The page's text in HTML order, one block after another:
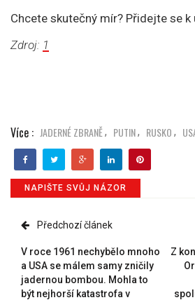
Chcete skutečný mír? Přidejte se k
Zdroj: 1
Více : JADERNÉ ZBRANĚ, PUTIN, RUSKO ,
NAPIŠTE SVŮJ NÁZOR
Předchozí článek
V roce 1961 nechybělo mnoho
a USA se málem samy zničily
jadernou bombou. Mohla to
být nejhorší katastrofa v
Z